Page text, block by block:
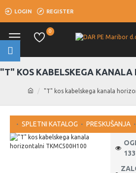
LOGIN REGISTER
0
"T" kos kabelskega kanala
"T" KOS KABELSKEGA
SPLETNI KATALOG PRESKUŠANJA
133